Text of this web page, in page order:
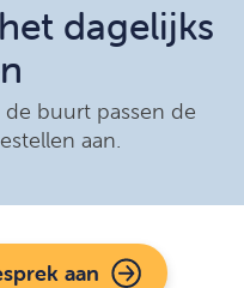
dagelijks
buurt passen de
aan.
aan